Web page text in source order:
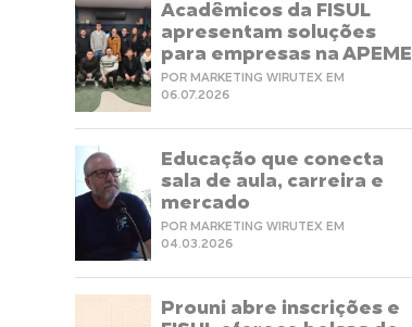
Acadêmicos da FISUL
apresentam soluções
para empresas na APEME
POR MARKETING WIRUTEX EM
06.07.2026
Educação que conecta
sala de aula, carreira e
mercado
POR MARKETING WIRUTEX EM
04.03.2026
Prouni abre inscrições e